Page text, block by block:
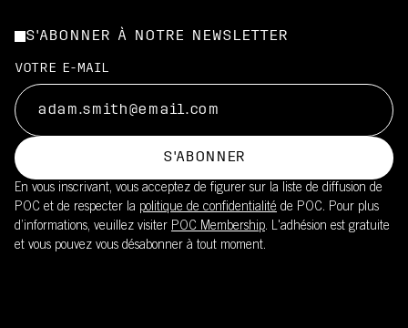
S'ABONNER À NOTRE NEWSLETTER
VOTRE E-MAIL
S'ABONNER
En vous inscrivant, vous acceptez de figurer sur la liste de diffusion de
POC et de respecter la politique de confidentialité de POC. Pour plus
d’informations, veuillez visiter POC Membership. L'adhésion est gratuite
et vous pouvez vous désabonner à tout moment.